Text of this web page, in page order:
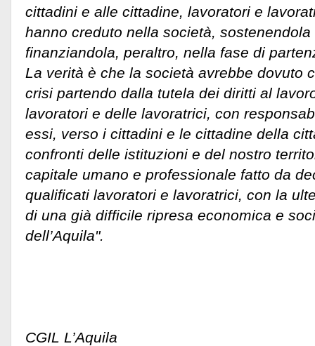
cittadini e alle cittadine, lavoratori e
hanno creduto nella società,
finanziandola, peraltro, nella fase di
La verità è che la società avrebbe dovuto
crisi partendo dalla tutela dei diritti al
lavoratori e delle lavoratrici, con
essi, verso i cittadini e le cittadine della
confronti delle istituzioni e del nostro
capitale umano e professionale fatto da
qualificati lavoratori e lavoratrici, con la
di una già difficile ripresa economica e
dell’Aquila".
CGIL L’Aquila